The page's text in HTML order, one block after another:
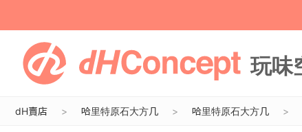
dH賣店 哈里特原石大方几 哈里特原石大方几